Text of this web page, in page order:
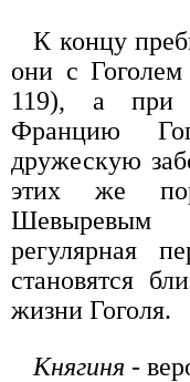
К концу
они с
119), а при
Францию
дружескую
этих же
Шевыревым
регулярная
становятся
жизни Гоголя.
Княгиня -